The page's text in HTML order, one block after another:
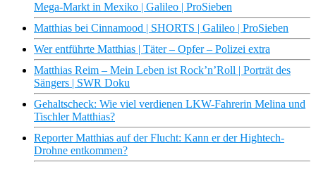
Mega-Markt in Mexiko | Galileo | ProSieben
Matthias bei Cinnamood | SHORTS | Galileo | ProSieben
Wer entführte Matthias | Täter – Opfer – Polizei extra
Matthias Reim – Mein Leben ist Rock’n’Roll | Porträt des
Sängers | SWR Doku
Gehaltscheck: Wie viel verdienen LKW-Fahrerin Melina und
Tischler Matthias?
Reporter Matthias auf der Flucht: Kann er der Hightech-
Drohne entkommen?